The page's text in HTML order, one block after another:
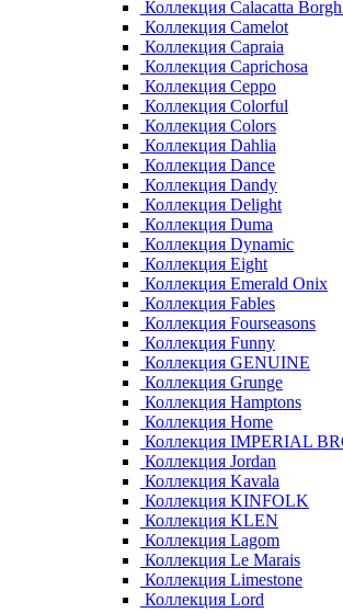
Коллекция Calacatta
Коллекция Camelot
Коллекция Capraia
Коллекция Caprichosa
Коллекция Ceppo
Коллекция Colorful
Коллекция Colors
Коллекция Dahlia
Коллекция Dance
Коллекция Dandy
Коллекция Delight
Коллекция Duma
Коллекция Dynamic
Коллекция Eight
Коллекция Emerald Onix
Коллекция Fables
Коллекция Fourseasons
Коллекция Funny
Коллекция GENUINE
Коллекция Grunge
Коллекция Hamptons
Коллекция Home
Коллекция IMPERIAL
Коллекция Jordan
Коллекция Kavala
Коллекция KINFOLK
Коллекция KLEN
Коллекция Lagom
Коллекция Le Marais
Коллекция Limestone
Коллекция Lord